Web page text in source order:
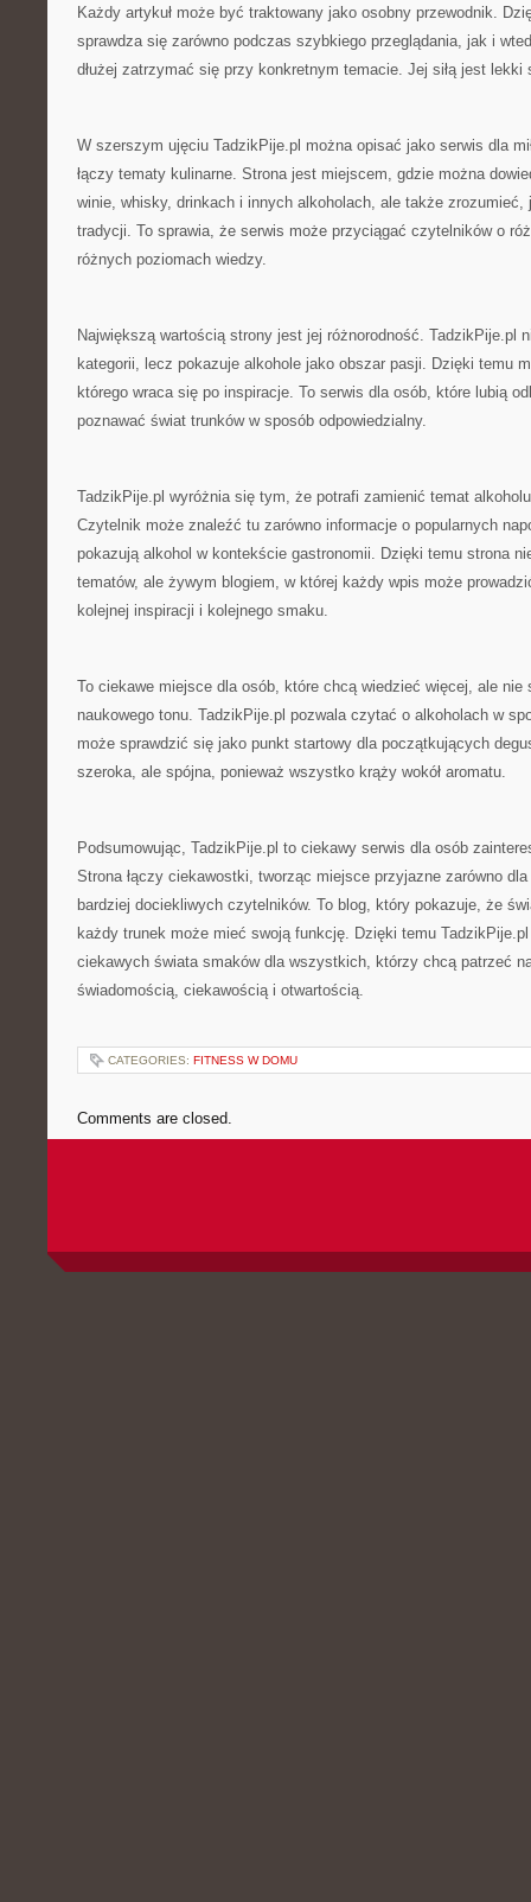
Każdy artykuł może być traktowany jako osobny przewodnik.
sprawdza się zarówno podczas szybkiego przeglądania, jak i
dłużej zatrzymać się przy konkretnym temacie. Jej siłą jest lekki
W szerszym ujęciu TadzikPije.pl można opisać jako serwis dla
łączy tematy kulinarne. Strona jest miejscem, gdzie można
winie, whisky, drinkach i innych alkoholach, ale także zrozumieć,
tradycji. To sprawia, że serwis może przyciągać czytelników o
różnych poziomach wiedzy.
Największą wartością strony jest jej różnorodność. TadzikPije.pl
kategorii, lecz pokazuje alkohole jako obszar pasji. Dzięki temu
którego wraca się po inspiracje. To serwis dla osób, które lubią
poznawać świat trunków w sposób odpowiedzialny.
TadzikPije.pl wyróżnia się tym, że potrafi zamienić temat
Czytelnik może znaleźć tu zarówno informacje o popularnych
pokazują alkohol w kontekście gastronomii. Dzięki temu strona
tematów, ale żywym blogiem, w której każdy wpis może
kolejnej inspiracji i kolejnego smaku.
To ciekawe miejsce dla osób, które chcą wiedzieć więcej, ale nie
naukowego tonu. TadzikPije.pl pozwala czytać o alkoholach w
może sprawdzić się jako punkt startowy dla początkujących
szeroka, ale spójna, ponieważ wszystko krąży wokół aromatu.
Podsumowując, TadzikPije.pl to ciekawy serwis dla osób
Strona łączy ciekawostki, tworząc miejsce przyjazne zarówno
bardziej dociekliwych czytelników. To blog, który pokazuje, że
każdy trunek może mieć swoją funkcję. Dzięki temu
ciekawych świata smaków dla wszystkich, którzy chcą patrzeć
świadomością, ciekawością i otwartością.
CATEGORIES: FITNESS W DOMU
Comments are closed.